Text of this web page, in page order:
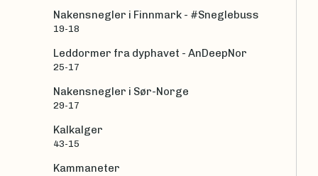
Nakensnegler i Finnmark - #Sneglebuss
19-18
Leddormer fra dyphavet - AnDeepNor
25-17
Nakensnegler i Sør-Norge
29-17
Kalkalger
43-15
Kammaneter